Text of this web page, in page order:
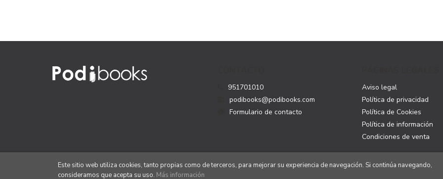
951701010
podibooks@podibooks.com
Formulario de contacto
Aviso legal
Política de privacidad
Política de Cookies
Política de información
Condiciones de venta
Este sitio web utiliza cookies, tanto propias como de terceros, para mejorar su experiencia de navegación. Si continúa navegando,
consideramos que acepta su uso. Más información